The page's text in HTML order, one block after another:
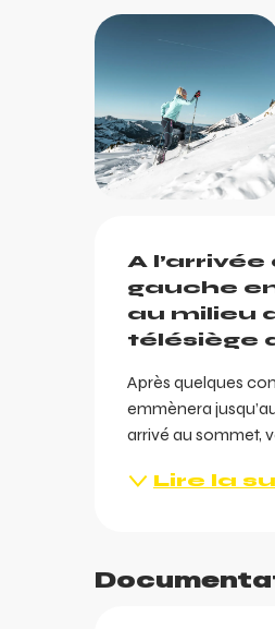
A
gauche
au milieu
télésiège
Après quelques
emmènera
arrivé au sommet,
Lire la